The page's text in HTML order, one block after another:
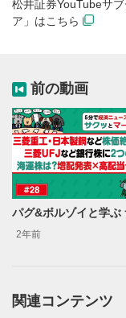
1
動画再生エ
動画再生エリア
一時停止します。
YouTubeサイト
松井証券YouTubeサ
ア」はこちら
前の動画
2年前
関連コンテンツ